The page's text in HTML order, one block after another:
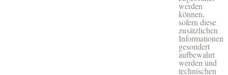
werden
können,
sofern diese
zusätzlichen
Informationen
gesondert
aufbewahrt
werden und
technischen